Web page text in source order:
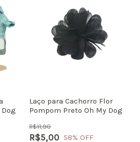
Laço para Cachorro Flor
Pompom Preto Oh My Dog
R$5,00
R$11,90
58% OFF